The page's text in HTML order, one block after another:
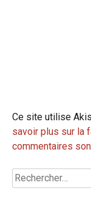
Ce site utilise
savoir plus sur la
commentaires
Rechercher :